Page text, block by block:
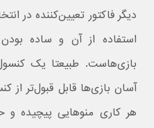
دیگر فاکتور تعیین‌کننده در
استفاده از آن و ساده
بازی‌هاست. طبیعتا یک
آسان بازی‌ها قابل قبول‌تر از
هر کاری منوهایی پیچیده و